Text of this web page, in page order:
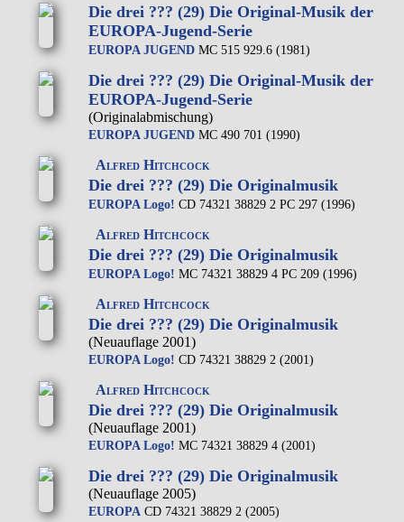
Die drei ??? (29) Die Original-Musik der
EUROPA-Jugend-Serie
EUROPA JUGEND MC 515 929.6 (1981)
Die drei ??? (29) Die Original-Musik der
EUROPA-Jugend-Serie
(Originalabmischung)
EUROPA JUGEND MC 490 701 (1990)
Alfred Hitchcock
Die drei ??? (29) Die Originalmusik
EUROPA Logo! CD 74321 38829 2 PC 297 (1996)
Alfred Hitchcock
Die drei ??? (29) Die Originalmusik
EUROPA Logo! MC 74321 38829 4 PC 209 (1996)
Alfred Hitchcock
Die drei ??? (29) Die Originalmusik
(Neuauflage 2001)
EUROPA Logo! CD 74321 38829 2 (2001)
Alfred Hitchcock
Die drei ??? (29) Die Originalmusik
(Neuauflage 2001)
EUROPA Logo! MC 74321 38829 4 (2001)
Die drei ??? (29) Die Originalmusik
(Neuauflage 2005)
EUROPA CD 74321 38829 2 (2005)